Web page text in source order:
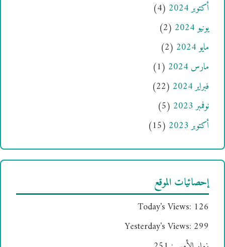
أكتوبر 2024
(4)
يونيو 2024
(2)
مايو 2024
(2)
مارس 2024
(1)
فبراير 2024
(22)
نوفمبر 2023
(5)
أكتوبر 2023
(15)
إحصائيات الموقع
Today's Views: 126
Yesterday's Views: 299